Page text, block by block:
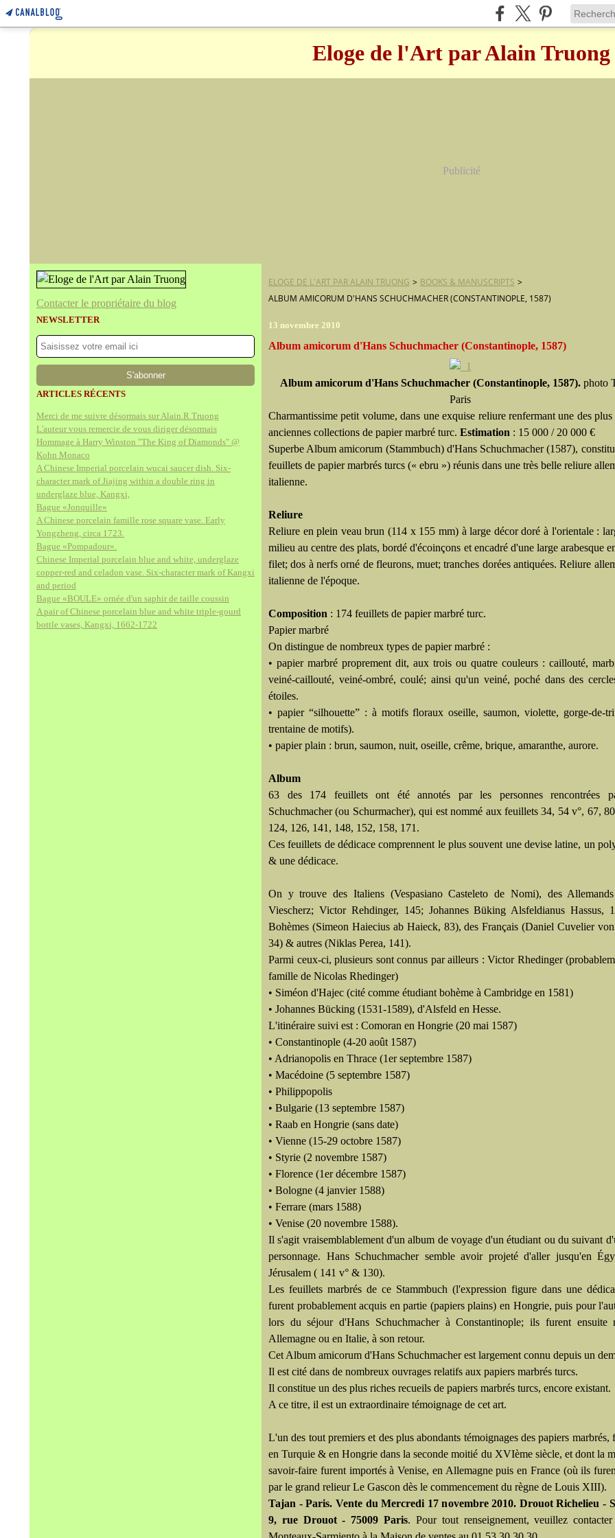
Eloge de l'Art par Alain Truong
Publicité
Contacter le propriétaire du blog
NEWSLETTER
ARTICLES RÉCENTS
Merci de me suivre désormais sur Alain.R.Truong
L'auteur vous remercie de vous diriger désormais
Hommage à Harry Winston "The King of Diamonds" @
Kohn Monaco
A Chinese Imperial porcelain wucai saucer dish. Six-
character mark of Jiajing within a double ring in
underglaze blue, Kangxi,
Bague «Jonquille»
A Chinese porcelain famille rose square vase. Early
Yongzheng, circa 1723.
Bague «Pompadour».
Chinese Imperial porcelain blue and white, underglaze
copper-red and celadon vase. Six-character mark of Kangxi
and period
Bague «BOULE» ornée d'un saphir de taille coussin
A pair of Chinese porcelain blue and white triple-gourd
bottle vases, Kangxi, 1662-1722
ELOGE DE L'ART PAR ALAIN TRUONG > BOOKS & MANUSCRIPTS >
ALBUM AMICORUM D'HANS SCHUCHMACHER (CONSTANTINOPLE, 1587)
13 novembre 2010
Album amicorum d'Hans Schuchmacher (Constantinople, 1587)
Album amicorum d'Hans Schuchmacher (Constantinople, 1587). photo
Paris
Charmantissime petit volume, dans une exquise reliure renfermant une des
anciennes collections de papier marbré turc. Estimation : 15 000 / 20 000 €
Superbe Album amicorum (Stammbuch) d'Hans Schuchmacher (1587),
feuillets de papier marbrés turcs (« ebru ») réunis dans une très belle reliure
italienne.
Reliure
Reliure en plein veau brun (114 x 155 mm) à large décor doré à l'orientale :
milieu au centre des plats, bordé d'écoinçons et encadré d'une large arabesque
filet; dos à nerfs orné de fleurons, muet; tranches dorées antiquées. Reliure
italienne de l'époque.
Composition : 174 feuillets de papier marbré turc.
Papier marbré
On distingue de nombreux types de papier marbré :
• papier marbré proprement dit, aux trois ou quatre couleurs : caillouté,
veiné-caillouté, veiné-ombré, coulé; ainsi qu'un veiné, poché dans des
étoiles.
• papier “silhouette” : à motifs floraux oseille, saumon, violette, gorge-de-
trentaine de motifs).
• papier plain : brun, saumon, nuit, oseille, crême, brique, amaranthe, aurore.
Album
63 des 174 feuillets ont été annotés par les personnes rencontrées
Schuchmacher (ou Schurmacher), qui est nommé aux feuillets 34, 54 v°, 67,
124, 126, 141, 148, 152, 158, 171.
Ces feuillets de dédicace comprennent le plus souvent une devise latine, un
& une dédicace.
On y trouve des Italiens (Vespasiano Casteleto de Nomi), des
Viescherz; Victor Rehdinger, 145; Johannes Büking Alsfeldianus Hassus,
Bohèmes (Simeon Haiecius ab Haieck, 83), des Français (Daniel Cuvelier
34) & autres (Niklas Perea, 141).
Parmi ceux-ci, plusieurs sont connus par ailleurs : Victor Rhedinger
famille de Nicolas Rhedinger)
• Siméon d'Hajec (cité comme étudiant bohème à Cambridge en 1581)
• Johannes Bücking (1531-1589), d'Alsfeld en Hesse.
L'itinéraire suivi est : Comoran en Hongrie (20 mai 1587)
• Constantinople (4-20 août 1587)
• Adrianopolis en Thrace (1er septembre 1587)
• Macédoine (5 septembre 1587)
• Philippopolis
• Bulgarie (13 septembre 1587)
• Raab en Hongrie (sans date)
• Vienne (15-29 octobre 1587)
• Styrie (2 novembre 1587)
• Florence (1er décembre 1587)
• Bologne (4 janvier 1588)
• Ferrare (mars 1588)
• Venise (20 novembre 1588).
Il s'agit vraisemblablement d'un album de voyage d'un étudiant ou du suivant
personnage. Hans Schuchmacher semble avoir projeté d'aller jusqu'en
Jérusalem ( 141 v° & 130).
Les feuillets marbrés de ce Stammbuch (l'expression figure dans une
furent probablement acquis en partie (papiers plains) en Hongrie, puis pour
lors du séjour d'Hans Schuchmacher à Constantinople; ils furent ensuite
Allemagne ou en Italie, à son retour.
Cet Album amicorum d'Hans Schuchmacher est largement connu depuis un
Il est cité dans de nombreux ouvrages relatifs aux papiers marbrés turcs.
Il constitue un des plus riches recueils de papiers marbrés turcs, encore existant.
A ce titre, il est un extraordinaire témoignage de cet art.
L'un des tout premiers et des plus abondants témoignages des papiers marbrés,
en Turquie & en Hongrie dans la seconde moitié du XVIème siècle, et dont la
savoir-faire furent importés à Venise, en Allemagne puis en France (où ils
par le grand relieur Le Gascon dès le commencement du règne de Louis XIII).
Tajan - Paris. Vente du Mercredi 17 novembre 2010. Drouot Richelieu -
9, rue Drouot - 75009 Paris. Pour tout renseignement, veuillez